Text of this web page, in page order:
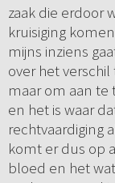
zaak die erdoor
kruisiging
mijns inziens
over het
maar om aan te
en het is waar
rechtvaardiging
komt er dus op
bloed en het